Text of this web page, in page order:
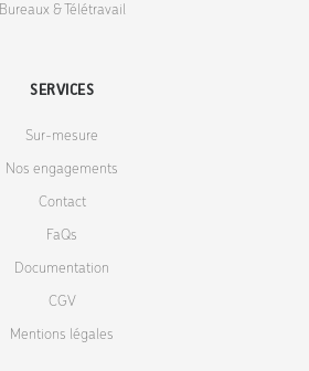
Bureaux & Télétravail
SERVICES
Sur-mesure
Nos engagements
Contact
FaQs
Documentation
CGV
Mentions légales